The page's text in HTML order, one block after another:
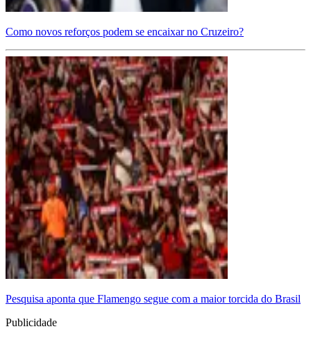
Como novos reforços podem se encaixar no Cruzeiro?
Pesquisa aponta que Flamengo segue com a maior torcida do Brasil
Publicidade